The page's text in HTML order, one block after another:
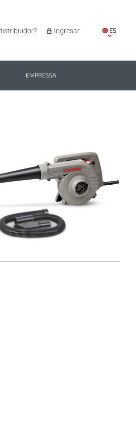
ES
Ingresar
EMPRESSA